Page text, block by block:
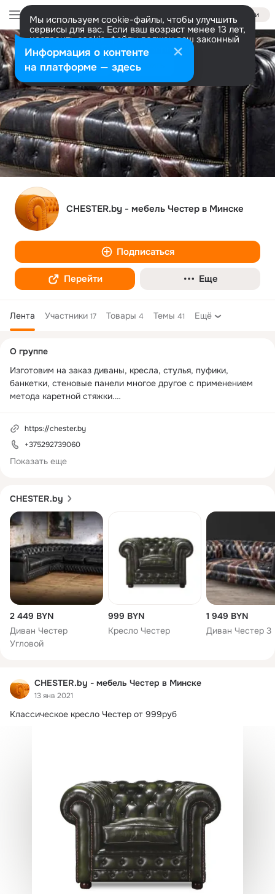
Войти
Мы используем cookie-файлы, чтобы улучшить
сервисы для вас. Если ваш возраст менее 13 лет,
настроить cookie-файлы должен ваш законный
представитель. Больше информации
Разрешить все Настроить
CHESTER.by - мебель Честер в Минске
Подписаться
Перейти Еще
Лента Участники 17 Товары 4 Темы 41 Ещё
CHESTER.by
2 449 BYN
Диван Честер
Угловой
999 BYN
Кресло Честер
1 949 BYN
Диван Честер 3
CHESTER.by - мебель Честер в Минске
13 янв 2021
Классическое кресло Честер от 999руб
колонка
О группе
Изготовим на заказ диваны, кресла, стулья, пуфики,
банкетки, стеновые панели многое другое с применением
метода каретной стяжки.
Основным преимуществом нашего производства является
то, что мы можем изготовить мягкую мебель с каретной
стяжкой по индивидуальному заказу и по Вашим размерам и
фото любой сложности.
бережно и с любовью. Нам очень важно, чтобы мягкая
мебель радовала Вас многие годы, поэтому мы отвечаем за
качество!
Срок изготовления – от 10 дней
Оплата – наличный и безналичный расчет
Доставка
https://chester.by
+375292739060
Показать еще
Информация о контенте
на платформе — здесь